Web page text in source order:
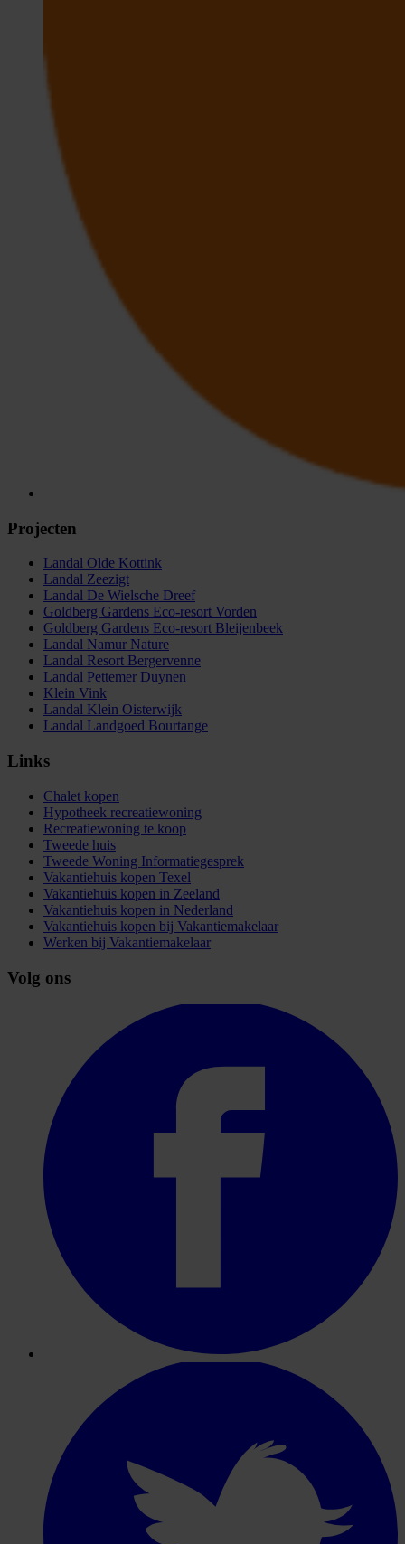
Projecten
Landal Olde Kottink
Landal Zeezigt
Landal De Wielsche Dreef
Goldberg Gardens Eco-resort Vorden
Goldberg Gardens Eco-resort Bleijenbeek
Landal Namur Nature
Landal Resort Bergervenne
Landal Pettemer Duynen
Klein Vink
Landal Klein Oisterwijk
Landal Landgoed Bourtange
Links
Chalet kopen
Hypotheek recreatiewoning
Recreatiewoning te koop
Tweede huis
Tweede Woning Informatiegesprek
Vakantiehuis kopen Texel
Vakantiehuis kopen in Zeeland
Vakantiehuis kopen in Nederland
Vakantiehuis kopen bij Vakantiemakelaar
Werken bij Vakantiemakelaar
Volg ons